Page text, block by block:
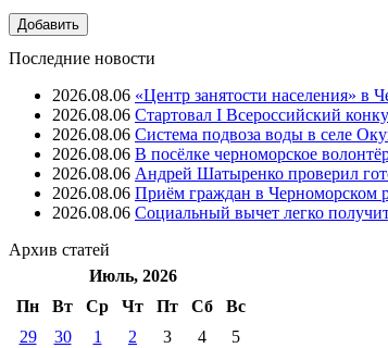
Последние новости
2026.08.06 «Центр занятости населения» в
2026.08.06 Стартовал I Всероссийский
2026.08.06 Система подвоза воды в селе
2026.08.06 В посёлке черноморское
2026.08.06 Андрей Шатыренко проверил
2026.08.06 Приём граждан в Черноморском
2026.08.06 Социальный вычет легко
Архив статей
Июль, 2026
Пн
Вт Ср Чт Пт Cб
Вс
29
30 1 2 3 4
5